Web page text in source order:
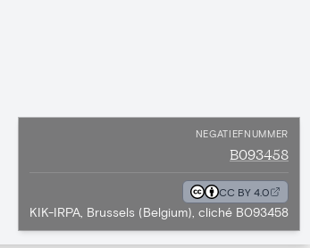
NEGATIEFNUMMER
B093458
CC BY 4.0
KIK-IRPA, Brussels (Belgium), cliché B093458